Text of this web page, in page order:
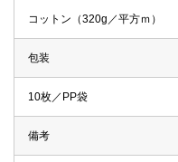
コットン（320g／平方ｍ）
包装
10枚／PP袋
備考